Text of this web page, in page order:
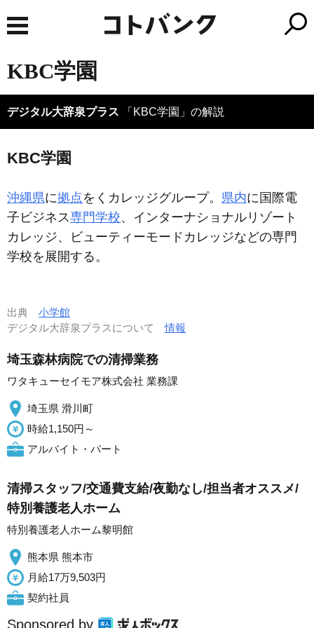
KBC学園
デジタル大辞泉プラス 「KBC学園」の解説
KBC学園
沖縄県に拠点 をくカレッジグループ。 県内に国際電
子ビジネス専門学校、インターナショナルリゾート
カレッジ、ビューティーモードカレッジなどの専門
学校を展開する。
出典 小学館
デジタル大辞泉プラスについて情報
埼玉森林病院での清掃業務
ワタキューセイモア株式会社 業務課
埼玉県 滑川町
時給1,150円～
アルバイト・パート
清掃スタッフ/交通費支給/夜勤なし/担当者オススメ/
特別養護老人ホーム
特別養護老人ホーム黎明館
熊本県 熊本市
月給17万9,503円
契約社員
Sponsored by